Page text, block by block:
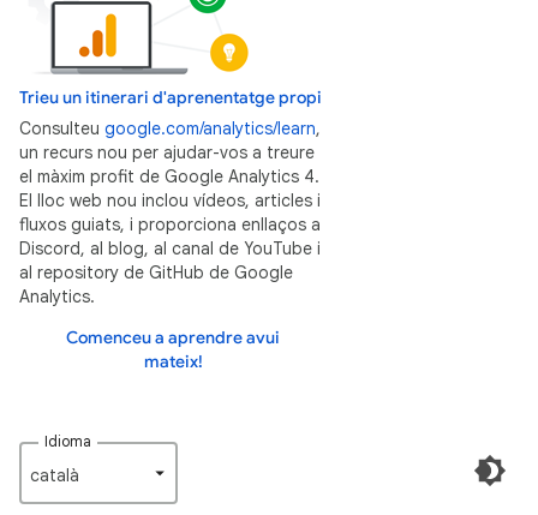
Trieu un itinerari d'aprenentatge propi
Consulteu google.com/analytics/learn,
un recurs nou per ajudar-vos a treure
el màxim profit de Google Analytics 4.
El lloc web nou inclou vídeos, articles i
fluxos guiats, i proporciona enllaços a
Discord, al blog, al canal de YouTube i
al repository de GitHub de Google
Analytics.
Comenceu a aprendre avui
mateix!
Idioma
català‎